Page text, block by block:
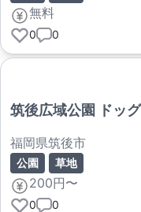
無料
0 0
筑後広域公園 ドッ
福岡県筑後市
公園 草地
200円〜
0 0